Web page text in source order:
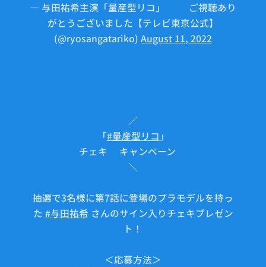
— 与田祐希主演「量産型リコ」🤖⚙ご視聴あり
がとうございました【テレビ東京公式】
(@ryosangatariko) August 11, 2022
／
「#量産型リコ 」
チェキ🎁キャンペーン✨
＼
抽選で3名様に第7話に登場のプラモデルを持っ
た #与田祐希 さんのサイン入りチェキプレゼン
ト！
＜応募方法＞